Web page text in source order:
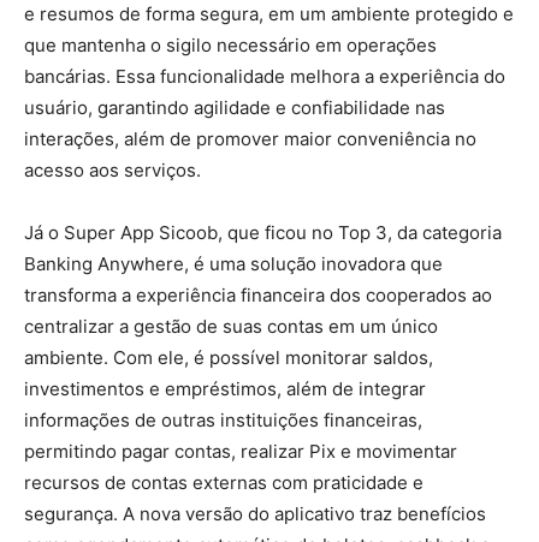
e resumos de forma segura, em um ambiente protegido e
que mantenha o sigilo necessário em operações
bancárias. Essa funcionalidade melhora a experiência do
usuário, garantindo agilidade e confiabilidade nas
interações, além de promover maior conveniência no
acesso aos serviços.
Já o Super App Sicoob, que ficou no Top 3, da categoria
Banking Anywhere, é uma solução inovadora que
transforma a experiência financeira dos cooperados ao
centralizar a gestão de suas contas em um único
ambiente. Com ele, é possível monitorar saldos,
investimentos e empréstimos, além de integrar
informações de outras instituições financeiras,
permitindo pagar contas, realizar Pix e movimentar
recursos de contas externas com praticidade e
segurança. A nova versão do aplicativo traz benefícios